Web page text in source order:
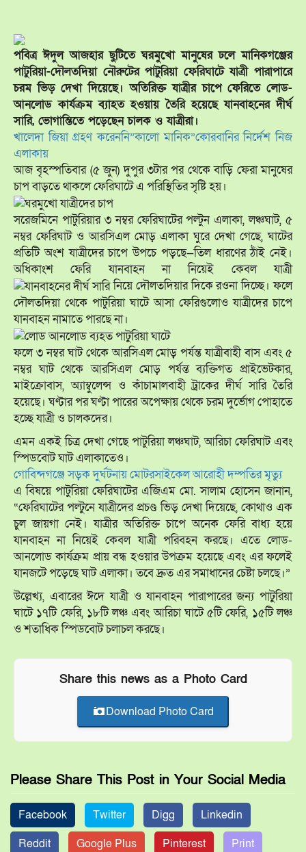
পবিত্র ঈদুল আজহার ছুটিতে ঘরমুখো মানুষের ঢলে মানিকগঞ্জের
পাটুরিয়া-দৌলতদিয়া নৌরুটের পাটুরিয়া ফেরিঘাটে যাত্রী পারাপারে
চরম ভিড় দেখা দিয়েছে। অতিরিক্ত যাত্রীর চাপে ফেরিতে লোড-
আনলোড কার্যক্রম ব্যাহত হওয়ায় তৈরি হয়েছে যানবাহনের দীর্ঘ
সারি, ভোগান্তিতে পড়েছেন চালক ও যাত্রীরা।
খালেদা জিয়া গ্রহণ করেননি”কালো মানিক”কোরবানির নির্দেশ নিজ
এলাকায়
আজ বৃহস্পতিবার (৫ জুন) দুপুর ৩টার পর থেকে বাড়ি ফেরা মানুষের
চাপ বাড়তে থাকলে ফেরিঘাটে এ পরিস্থিতির সৃষ্টি হয়।
সরেজমিনে পাটুরিয়ার ৩ নম্বর ফেরিঘাটের পল্টুন এলাকা, লঞ্চঘাট, ৫
নম্বর ফেরিঘাট ও আরসিএল মোড় এলাকা ঘুরে দেখা গেছে, ঘাটের
প্রতিটি অংশ যাত্রীদের চাপে উপচে পড়ছে—তিল ধারণের ঠাঁই নেই।
অধিকাংশ ফেরি যানবাহন না নিয়েই কেবল যাত্রী
নিয়ে দৌলতদিয়ার দিকে রওনা দিচ্ছে। ফলে
দৌলতদিয়া থেকে পাটুরিয়া ঘাটে আসা ফেরিগুলোও যাত্রীদের চাপে
যানবাহন নামাতে পারছে না।
ফলে ৩ নম্বর ঘাট থেকে আরসিএল মোড় পর্যন্ত যাত্রীবাহী বাস এবং ৫
নম্বর ঘাট থেকে আরসিএল মোড় পর্যন্ত ব্যক্তিগত প্রাইভেটকার,
মাইক্রোবাস, অ্যাম্বুলেন্স ও কাঁচামালবাহী ট্রাকের দীর্ঘ সারি তৈরি
হয়েছে। ঘণ্টার পর ঘণ্টা পারের অপেক্ষায় থেকে চরম দুর্ভোগ পোহাতে
হচ্ছে যাত্রী ও চালকদের।
এমন একই চিত্র দেখা গেছে পাটুরিয়া লঞ্চঘাট, আরিচা ফেরিঘাট এবং
স্পিডবোট ঘাট এলাকাতেও।
গোবিন্দগঞ্জে সড়ক দুর্ঘটনায় মোটরসাইকেল আরোহী দম্পতির মৃত্যু
এ বিষয়ে পাটুরিয়া ফেরিঘাটের এজিএম মো. সালাম হোসেন জানান,
“ফেরিঘাটের পল্টুনে যাত্রীদের প্রচণ্ড ভিড় দেখা দিয়েছে, কোথাও এক
চুল জায়গা নেই। যাত্রীর অতিরিক্ত চাপে অনেক ফেরি বাধ্য হয়ে
যানবাহন না নিয়েই কেবল যাত্রী পরিবহন করছে। এতে লোড-
আনলোড কার্যক্রম প্রায় বন্ধ হওয়ার উপক্রম হয়েছে এবং এর ফলেই
যানজটে পড়েছে ঘাট এলাকা। তবে দ্রুত এর সমাধানের চেষ্টা চলছে।”
উল্লেখ্য, এবারের ঈদে যাত্রী ও যানবাহন পারাপারের জন্য পাটুরিয়া
ঘাটে ১৭টি ফেরি, ১৮টি লঞ্চ এবং আরিচা ঘাটে ৫টি ফেরি, ১৫টি লঞ্চ
ও শতাধিক স্পিডবোট চলাচল করছে।
Share this news as a Photo Card
Download Photo Card
Please Share This Post in Your Social Media
Facebook Twitter Digg
Linkedin
Reddit
Google Plus Pinterest Print